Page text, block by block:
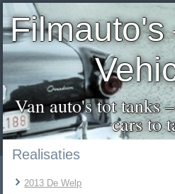
Filmauto's
Van auto's tot tanks
cars to
Realisaties
2013 De Welp